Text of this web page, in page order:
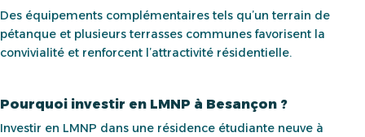
Des équipements complémentaires tels qu’un terrain de
pétanque et plusieurs terrasses communes favorisent la
convivialité et renforcent l’attractivité résidentielle.
Pourquoi investir en LMNP à Besançon ?
Investir en LMNP dans une résidence étudiante neuve à